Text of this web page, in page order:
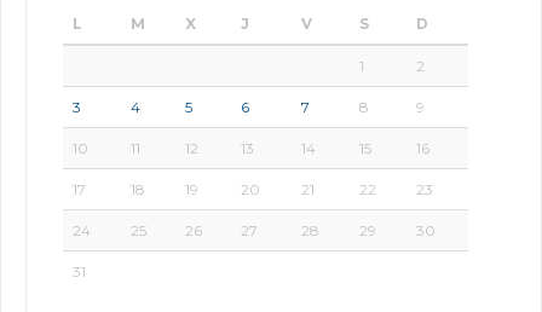
L M X J V S D
1 2
3 4 5 6 7 8 9
10 11 12 13 14 15 16
17 18 19 20 21 22 23
24 25 26 27 28 29 30
31